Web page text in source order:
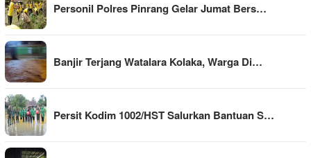
Personil Polres Pinrang Gelar Jumat Bers…
Banjir Terjang Watalara Kolaka, Warga Di…
Persit Kodim 1002/HST Salurkan Bantuan S…